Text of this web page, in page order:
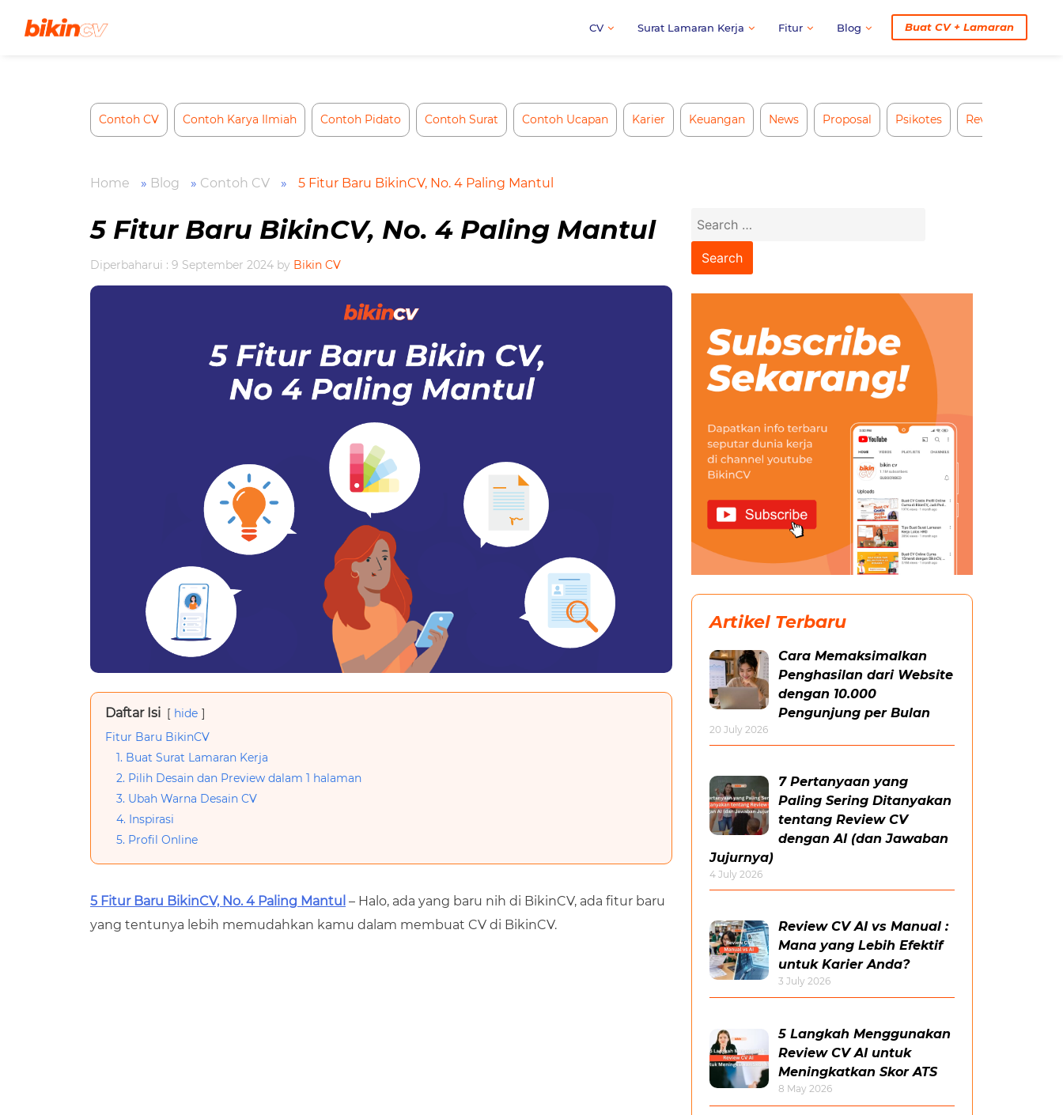
CV Surat Lamaran Kerja Fitur Blog Buat CV + Lamaran
Contoh CV Contoh Karya Ilmiah Contoh Pidato Contoh Surat Contoh Ucapan Karier Keuangan News Proposal Psikotes Review CV AI
Home » Blog » Contoh CV » 5 Fitur Baru BikinCV, No. 4 Paling Mantul
5 Fitur Baru BikinCV, No. 4 Paling Mantul
Diperbaharui : 9 September 2024 by Bikin CV
Daftar Isi
hide
Fitur Baru BikinCV
1. Buat Surat Lamaran Kerja
2. Pilih Desain dan Preview dalam 1 halaman
3. Ubah Warna Desain CV
4. Inspirasi
5. Profil Online
5 Fitur Baru BikinCV, No. 4 Paling Mantul – Halo, ada yang baru nih di BikinCV, ada fitur baru
yang tentunya lebih memudahkan kamu dalam membuat CV di BikinCV.
Artikel Terbaru
Cara Memaksimalkan
Penghasilan dari Website
dengan 10.000
Pengunjung per Bulan
20 July 2026
7 Pertanyaan yang
Paling Sering Ditanyakan
tentang Review CV
dengan AI (dan Jawaban
Jujurnya)
4 July 2026
Review CV AI vs Manual :
Mana yang Lebih Efektif
untuk Karier Anda?
3 July 2026
5 Langkah Menggunakan
Review CV AI untuk
Meningkatkan Skor ATS
8 May 2026